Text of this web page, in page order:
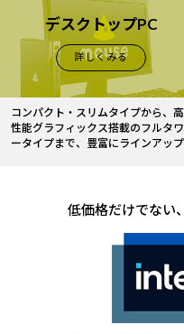
デスクトップPC
詳しくみる
コンパクト・スリムタイプから、高
性能グラフィックス搭載のフルタワ
ータイプまで、豊富にラインアップ
低価格だけでない